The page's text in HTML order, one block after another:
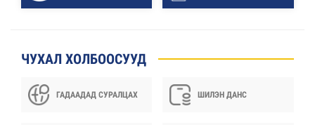
ЧУХАЛ ХОЛБООСУУД
ГАДААДАД СУРАЛЦАХ ШИЛЭН ДАНС